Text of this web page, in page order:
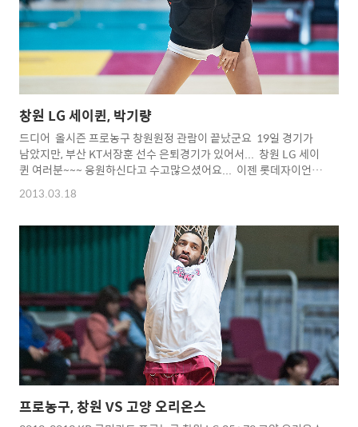
창원 LG 세이퀸, 박기량
드디어 올시즌 프로농구 창원원정 관람이 끝났군요 19일 경기가
남았지만, 부산 KT서장훈 선수 은퇴경기가 있어서... 창원 LG 세이
퀸 여러분~~~ 응원하신다고 수고많으셨어요... 이젠 롯데자이언
츠 롯데여신으로 볼 수 있겠군요... 몇번 갈지 모르겠지만... 야구장
에선 야구경기 찍느라 얼굴을 볼 수 있을지 모르겠다는...ㅋ ㅡ.
~~~^^ Copyright 2012. toodur2 All pictures cannot be
copied without
permission. Copyright 2012.
toodur2 All pictures cann..
2013.03.18
프로농구, 창원 VS 고양 오리온스